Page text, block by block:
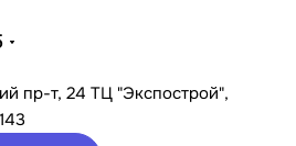
пр-т, 24 ТЦ "Экспострой",